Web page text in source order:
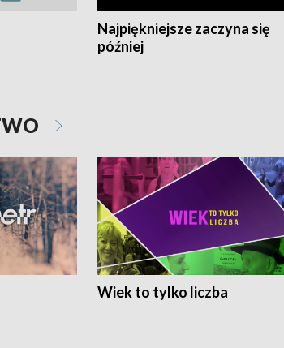
Najpiękniejsze zaczyna się
później
Wiek to tylko liczba